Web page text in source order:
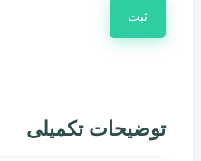
توضیحات تکمیلی